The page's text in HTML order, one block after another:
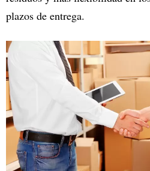
plazos de entrega.